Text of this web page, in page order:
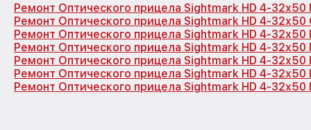
Ремонт Оптического прицела Sightmark HD 4-32x50
Ремонт Оптического прицела Sightmark HD 4-32x50
Ремонт Оптического прицела Sightmark HD 4-32x50
Ремонт Оптического прицела Sightmark HD 4-
Ремонт Оптического прицела Sightmark HD 4-
Ремонт Оптического прицела Sightmark HD 4-32x50
Ремонт Оптического прицела Sightmark HD 4-32x50